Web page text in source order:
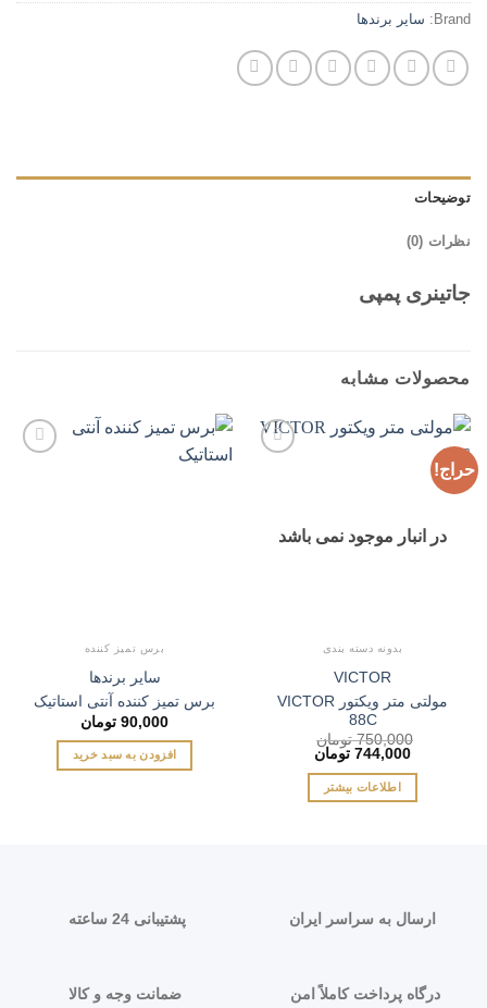
Brand: سایر برندها
توضیحات
نظرات (0)
جاتینری پمپی
محصولات مشابه
حراج!
در انبار موجود نمی باشد
بدونه دسته بندی
VICTOR
مولتی متر ویکتور VICTOR
88C
750,000 تومان
قیمت
750,000 تومان
744,000 تومانقیمت
فعلی:
اطلاعات بیشتر
برس تمیز کننده
سایر برندها
برس تمیز کننده آنتی استاتیک
90,000 تومان
افزودن به سبد خرید
ارسال به سراسر ایران پشتیبانی 24 ساعته
درگاه پرداخت کاملاً امن ضمانت وجه و کالا